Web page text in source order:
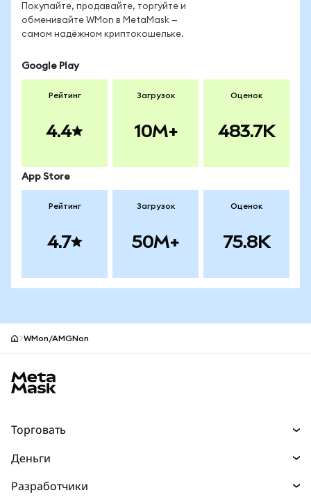
Покупайте, продавайте, торгуйте и
обменивайте WMon в MetaMask —
самом надёжном криптокошельке.
Google Play
Рейтинг
4.4
Загрузок
10M+
Оценок
483.7K
App Store
Рейтинг
4.7
Загрузок
50M+
Оценок
75.8K
WMon/AMGNon
Торговать
Прогнозы
Деньги
Разработчики